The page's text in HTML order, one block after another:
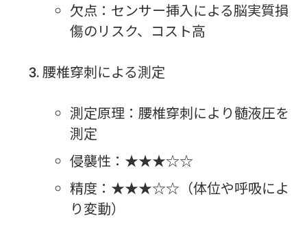
欠点：センサー挿入による脳実質損
傷のリスク、コスト高
腰椎穿刺による測定
測定原理：腰椎穿刺により髄液圧を
測定
侵襲性：★★★☆☆
精度：★★★☆☆（体位や呼吸によ
り変動）